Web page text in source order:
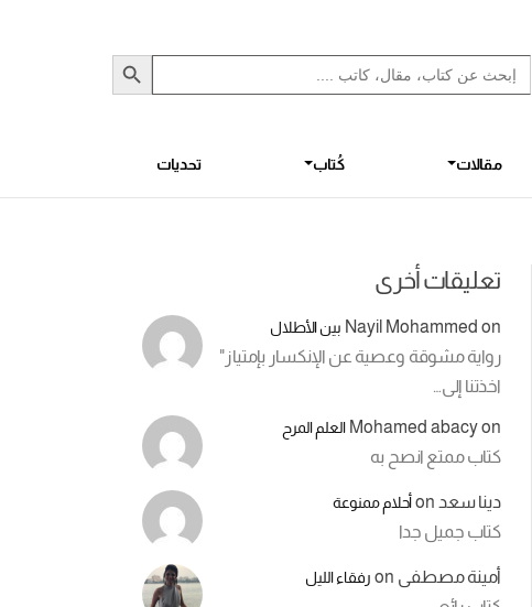
Search
for:
Search Button
مقالات كُتاب تحديات
تعليقات أخرى
Nayil Mohammed on بين الأطلال
رواية مشوقة وعصية عن الإنكسار بإمتياز"
اخذتنا إلى…
Mohamed abacyon العلم المرح
كتاب ممتع انصح به
دينا سعد onأحلام ممنوعة
كتاب جميل جدا
أمينة مصطفى on رفقاء الليل